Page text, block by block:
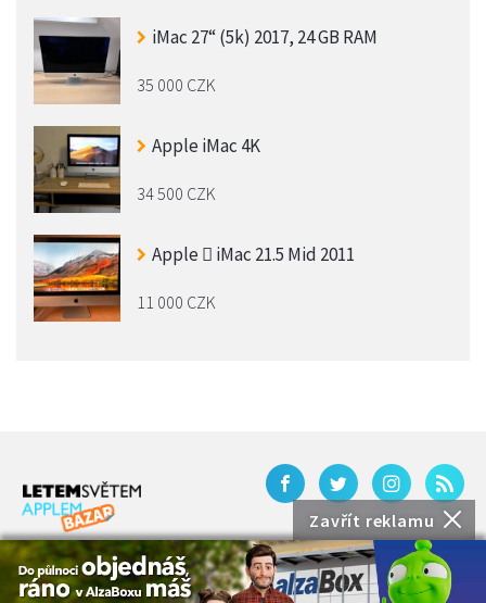
Zavřít reklamu
iMac 27“ (5k) 2017, 24 GB RAM
35 000 CZK
Apple iMac 4K
34 500 CZK
Apple  iMac 21.5 Mid 2011
11 000 CZK